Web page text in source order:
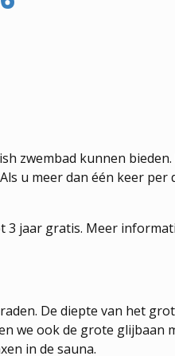
zwembad kunnen
u meer dan één keer per
3 jaar gratis. Meer
De diepte van het
we ook de grote glijbaan
in de sauna.